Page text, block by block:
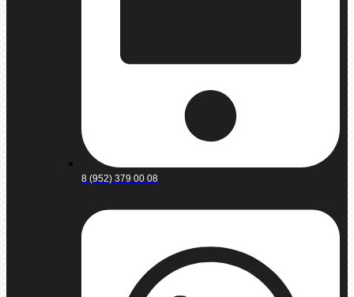
8 (952) 379 00 08